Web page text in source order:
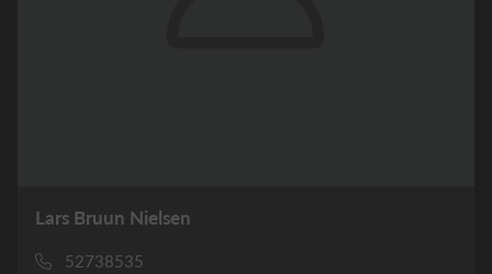
Lars Bruun Nielsen
52738535